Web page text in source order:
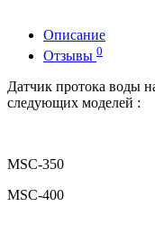
Описание
Отзывы 0
Датчик протока воды
следующих моделей :
MSC-350
MSC-400